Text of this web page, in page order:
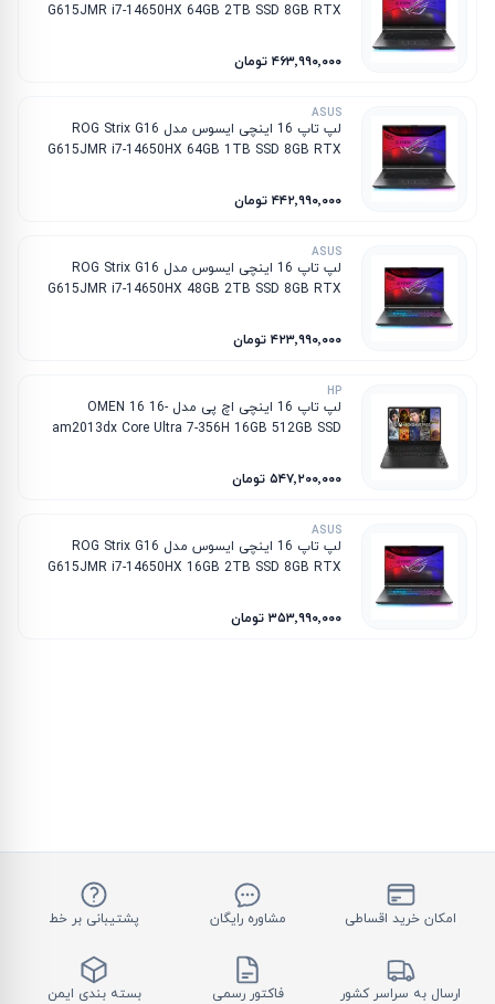
G615JMR i7-14650HX 64GB 2TB SSD 8GB RTX
۴۶۳٬۹۹۰٬۰۰۰ تومان
ASUS
لپ تاپ 16 اینچی ایسوس مدل ROG Strix G16
G615JMR i7-14650HX 64GB 1TB SSD 8GB RTX
۴۴۲٬۹۹۰٬۰۰۰ تومان
ASUS
لپ تاپ 16 اینچی ایسوس مدل ROG Strix G16
G615JMR i7-14650HX 48GB 2TB SSD 8GB RTX
۴۲۳٬۹۹۰٬۰۰۰ تومان
HP
لپ تاپ 16 اینچی اچ پی مدل OMEN 16 16-
am2013dx Core Ultra 7-356H 16GB 512GB SSD
۵۴۷٬۲۰۰٬۰۰۰ تومان
ASUS
لپ تاپ 16 اینچی ایسوس مدل ROG Strix G16
G615JMR i7-14650HX 16GB 2TB SSD 8GB RTX
۳۵۳٬۹۹۰٬۰۰۰ تومان
امکان خرید اقساطی مشاوره رایگان پشتیبانی بر خط
ارسال به سراسر کشور فاکتور رسمی بسته بندی ایمن